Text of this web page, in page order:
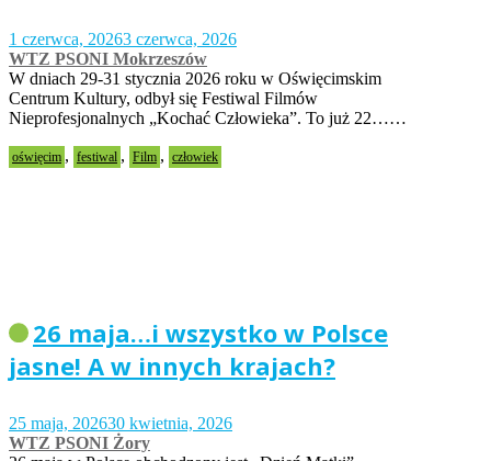
1 czerwca, 20263 czerwca, 2026
WTZ PSONI Mokrzeszów
W dniach 29-31 stycznia 2026 roku w Oświęcimskim
Centrum Kultury, odbył się Festiwal Filmów
Nieprofesjonalnych „Kochać Człowieka”. To już 22……
oświęcim , festiwal , Film , człowiek
26 maja…i wszystko w Polsce
jasne! A w innych krajach?
25 maja, 202630 kwietnia, 2026
WTZ PSONI Żory